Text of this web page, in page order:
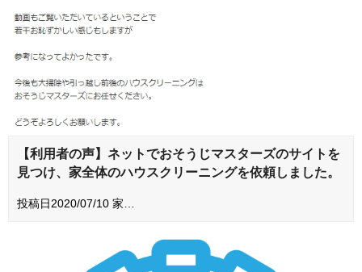
【利用者の声】ネットでおそうじマスターズのサイトを
見つけ、家全体のハウスクリーニングを依頼しました。
投稿日2020/07/10 家…